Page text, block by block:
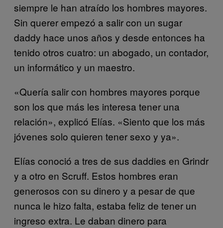
siempre le han atraído los hombres mayores.
Sin querer empezó a salir con un sugar
daddy hace unos años y desde entonces ha
tenido otros cuatro: un abogado, un contador,
un informático y un maestro.
«Quería salir con hombres mayores porque
son los que más les interesa tener una
relación», explicó Elías. «Siento que los más
jóvenes solo quieren tener sexo y ya».
Elías conoció a tres de sus daddies en Grindr
y a otro en Scruff. Estos hombres eran
generosos con su dinero y a pesar de que
nunca le hizo falta, estaba feliz de tener un
ingreso extra. Le daban dinero para